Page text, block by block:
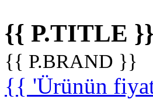
{{ P.TITLE }}
{{ P.BRAND }}
{{ 'Ürünün